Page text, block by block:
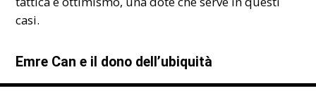
casi.
Emre Can e il dono dell’ubiquità